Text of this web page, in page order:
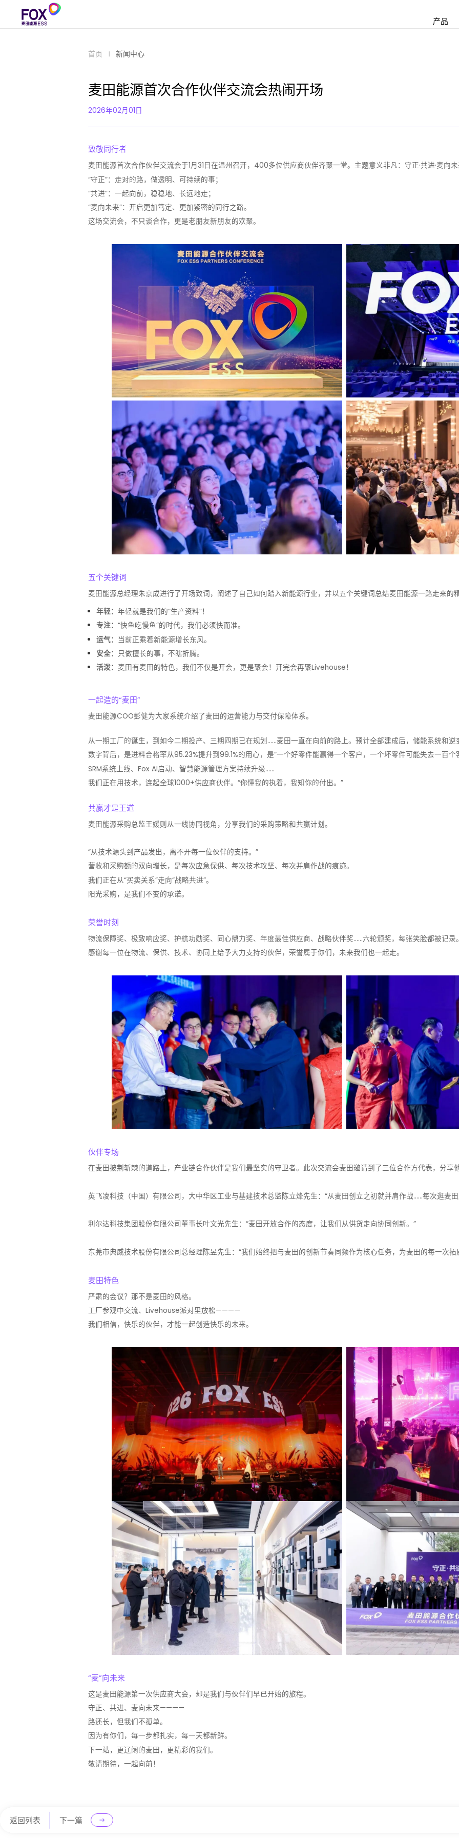
产品
首页 新闻中心
麦田能源首次合作伙伴交流会热闹开场
2026年02月01日
致敬同行者
麦田能源首次合作伙伴交流会于1月31日在温州召开，400多位供应商伙伴齐聚一堂。主题意义非凡：守正·共进·麦向
“守正”：走对的路，做透明、可持续的事；
“共进”：一起向前，稳稳地、长远地走；
“麦向未来”：开启更加笃定、更加紧密的同行之路。
这场交流会，不只谈合作，更是老朋友新朋友的欢聚。
五个关键词
麦田能源总经理朱京成进行了开场致词，阐述了自己如何踏入新能源行业，并以五个关键词总结麦田能源一路走来的
年轻： 年轻就是我们的“生产资料”！
专注： “快鱼吃慢鱼”的时代，我们必须快而准。
运气： 当前正乘着新能源增长东风。
安全： 只做擅长的事，不瞎折腾。
活泼： 麦田有麦田的特色，我们不仅是开会，更是聚会！开完会再聚Livehouse！
一起造的“麦田”
麦田能源COO彭健为大家系统介绍了麦田的运营能力与交付保障体系。
从一期工厂的诞生，到如今二期投产、三期四期已在规划……麦田一直在向前的路上。预计全部建成后，储能系统和
数字背后，是进料合格率从95.23%提升到99.1%的用心，是“一个好零件能赢得一个客户，一个坏零件可能失去一百个
SRM系统上线、Fox AI启动、智慧能源管理方案持续升级……
我们正在用技术，连起全球1000+供应商伙伴。“你懂我的执着，我知你的付出。”
共赢才是王道
麦田能源采购总监王媛则从一线协同视角，分享我们的采购策略和共赢计划。
“从技术源头到产品发出，离不开每一位伙伴的支持。”
营收和采购额的双向增长，是每次应急保供、每次技术攻坚、每次并肩作战的痕迹。
我们正在从“买卖关系”走向“战略共进”。
阳光采购，是我们不变的承诺。
荣誉时刻
物流保障奖、极致响应奖、护航功勋奖、同心鼎力奖、年度最佳供应商、战略伙伴奖……六轮颁奖，每张笑脸都被记录
感谢每一位在物流、保供、技术、协同上给予大力支持的伙伴，荣誉属于你们，未来我们也一起走。
伙伴专场
在麦田披荆斩棘的道路上，产业链合作伙伴是我们最坚实的守卫者。此次交流会麦田邀请到了三位合作方代表，分享
英飞凌科技（中国）有限公司，大中华区工业与基建技术总监陈立烽先生：“从麦田创立之初就并肩作战……每次逛麦
利尔达科技集团股份有限公司董事长叶文光先生：“麦田开放合作的态度，让我们从供货走向协同创新。”
东莞市典威技术股份有限公司总经理陈昱先生：“我们始终把与麦田的创新节奏同频作为核心任务，为麦田的每一次拓
麦田特色
严肃的会议？那不是麦田的风格。
工厂参观中交流、Livehouse派对里放松————
我们相信，快乐的伙伴，才能一起创造快乐的未来。
“麦”向未来
这是麦田能源第一次供应商大会，却是我们与伙伴们早已开始的旅程。
守正、共进、麦向未来————
路还长，但我们不孤单。
因为有你们，每一步都扎实，每一天都新鲜。
下一站，更辽阔的麦田，更精彩的我们。
敬请期待，一起向前！
返回列表 下一篇